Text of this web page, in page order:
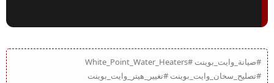
#صيانة_وايت_بوينت #White_Point_Water_Heaters
#تصليح_سخان_وايت_بوينت #تغيير_هيتر_وايت_بوينت